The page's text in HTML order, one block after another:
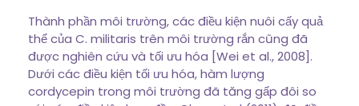
Thành phần môi trường, các điều kiện nuôi cấy quả
thể của C. militaris trên môi trường rắn cũng đã
được nghiên cứu và tối ưu hóa [Wei et al., 2008].
Dưới các điều kiện tối ưu hóa, hàm lượng
cordycepin trong môi trường đã tăng gấp đôi so